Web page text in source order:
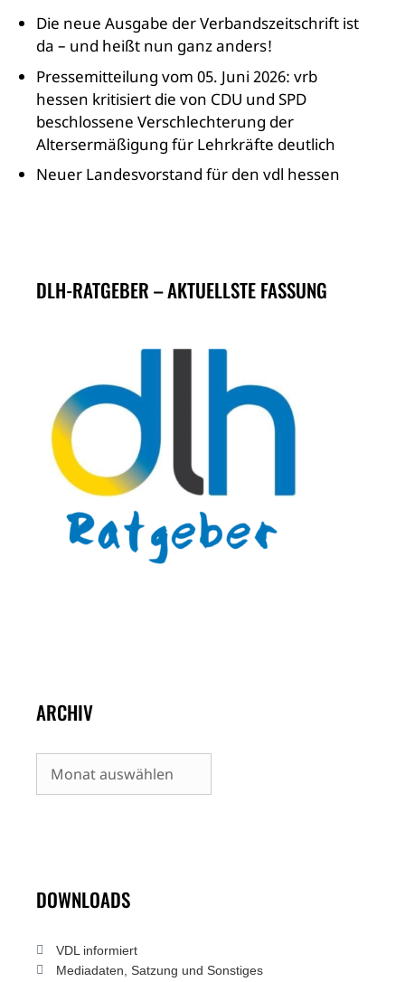
Die neue Ausgabe der Verbandszeitschrift ist
da – und heißt nun ganz anders!
Pressemitteilung vom 05. Juni 2026: vrb
hessen kritisiert die von CDU und SPD
beschlossene Verschlechterung der
Altersermäßigung für Lehrkräfte deutlich
Neuer Landesvorstand für den vdl hessen
DLH-RATGEBER – AKTUELLSTE FASSUNG
ARCHIV
Archiv
DOWNLOADS
VDL informiert
Mediadaten, Satzung und Sonstiges